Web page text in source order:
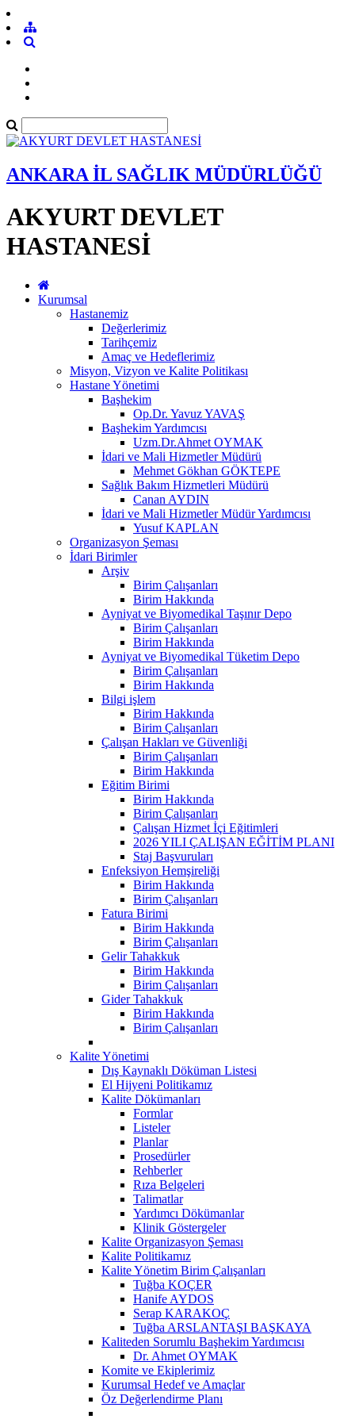
ANKARA İL SAĞLIK MÜDÜRLÜĞÜ
AKYURT DEVLET
HASTANESİ
Kurumsal
Hastanemiz
Değerlerimiz
Tarihçemiz
Amaç ve Hedeflerimiz
Misyon, Vizyon ve Kalite Politikası
Hastane Yönetimi
Başhekim
Op.Dr. Yavuz YAVAŞ
Başhekim Yardımcısı
Uzm.Dr.Ahmet OYMAK
İdari ve Mali Hizmetler Müdürü
Mehmet Gökhan GÖKTEPE
Sağlık Bakım Hizmetleri Müdürü
Canan AYDIN
İdari ve Mali Hizmetler Müdür Yardımcısı
Yusuf KAPLAN
Organizasyon Şeması
İdari Birimler
Arşiv
Birim Çalışanları
Birim Hakkında
Ayniyat ve Biyomedikal Taşınır Depo
Birim Çalışanları
Birim Hakkında
Ayniyat ve Biyomedikal Tüketim Depo
Birim Çalışanları
Birim Hakkında
Bilgi işlem
Birim Hakkında
Birim Çalışanları
Çalışan Hakları ve Güvenliği
Birim Çalışanları
Birim Hakkında
Eğitim Birimi
Birim Hakkında
Birim Çalışanları
Çalışan Hizmet İçi Eğitimleri
2026 YILI ÇALIŞAN EĞİTİM PLANI
Staj Başvuruları
Enfeksiyon Hemşireliği
Birim Hakkında
Birim Çalışanları
Fatura Birimi
Birim Hakkında
Birim Çalışanları
Gelir Tahakkuk
Birim Hakkında
Birim Çalışanları
Gider Tahakkuk
Birim Hakkında
Birim Çalışanları
Kalite Yönetimi
Dış Kaynaklı Döküman Listesi
El Hijyeni Politikamız
Kalite Dökümanları
Formlar
Listeler
Planlar
Prosedürler
Rehberler
Rıza Belgeleri
Talimatlar
Yardımcı Dökümanlar
Klinik Göstergeler
Kalite Organizasyon Şeması
Kalite Politikamız
Kalite Yönetim Birim Çalışanları
Tuğba KOÇER
Hanife AYDOS
Serap KARAKOÇ
Tuğba ARSLANTAŞI BAŞKAYA
Kaliteden Sorumlu Başhekim Yardımcısı
Dr. Ahmet OYMAK
Komite ve Ekiplerimiz
Kurumsal Hedef ve Amaçlar
Öz Değerlendirme Planı